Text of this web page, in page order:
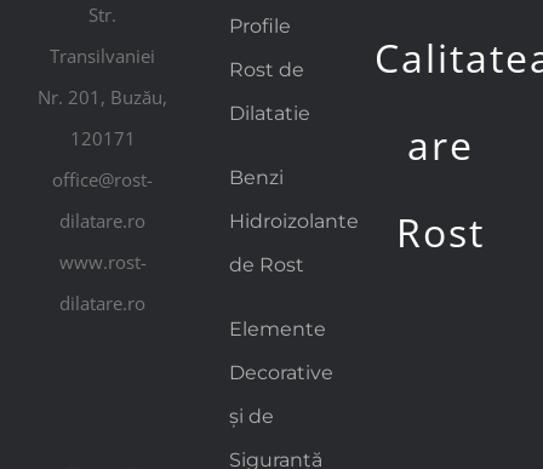
Str.
Transilvaniei
Nr. 201, Buzău,
120171
office@rost-
dilatare.ro
www.rost-
dilatare.ro
Profile
Rost de
Dilatatie
Benzi
Hidroizolante
de Rost
Elemente
Decorative
și de
Siguranță
are
Rost